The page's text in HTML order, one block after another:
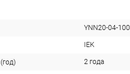
YNN20-04-100
IEK
2 года